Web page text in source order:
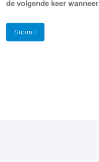
de volgende keer